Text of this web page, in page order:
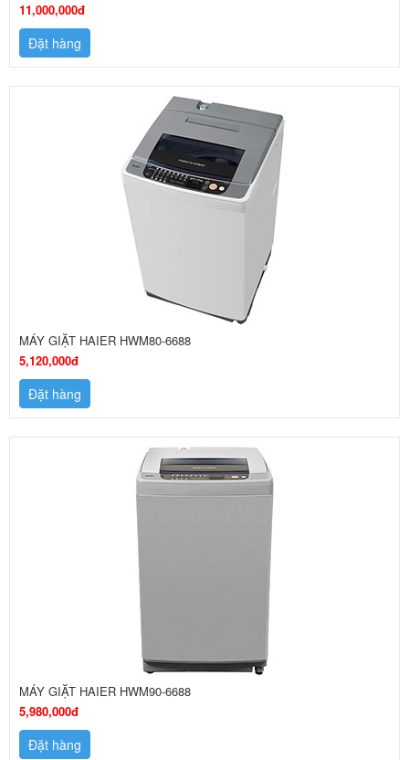
11,000,000đ
Đặt hàng
MÁY GIẶT HAIER HWM80-6688
5,120,000đ
Đặt hàng
MÁY GIẶT HAIER HWM90-6688
5,980,000đ
Đặt hàng